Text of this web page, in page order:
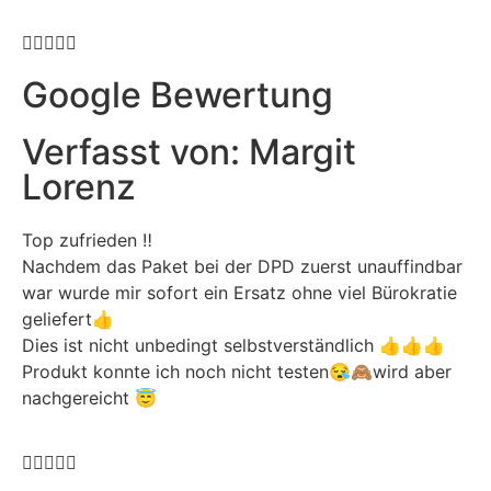

Google Bewertung
Verfasst von: Margit
Lorenz
Top zufrieden ‼️
Nachdem das Paket bei der DPD zuerst unauffindbar
war wurde mir sofort ein Ersatz ohne viel Bürokratie
geliefert👍
Dies ist nicht unbedingt selbstverständlich 👍👍👍
Produkt konnte ich noch nicht testen😪🙈wird aber
nachgereicht 😇
